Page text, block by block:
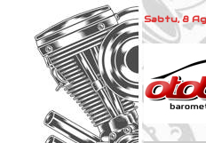
Sabtu, 8
o
b
n